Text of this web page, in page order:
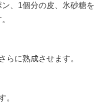
、1個分の皮、氷砂糖を
らに熟成させます。
。